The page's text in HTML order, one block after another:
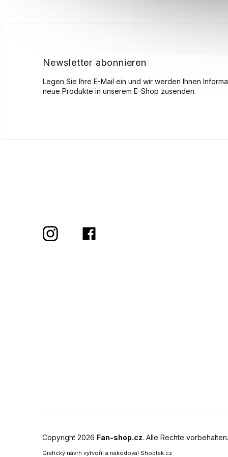
Newsletter abonnieren
Legen Sie Ihre E-Mail ein und wir werden Ihnen
neue Produkte in unserem E-Shop zusenden.
Copyright 2026 Fan-shop.cz. Alle Rechte vorbehalten.
Grafický návrh vytvořil a nakódoval Shoptak.cz